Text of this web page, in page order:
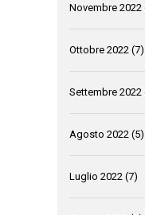
Novembre 2022
Ottobre 2022 (7)
Settembre 2022
Agosto 2022 (5)
Luglio 2022 (7)